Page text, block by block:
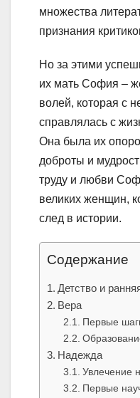
множества
признания
Но за этими
их мать София –
волей, которая с
справлялась с
Она была их
доброты и
труду и любви
великих женщин,
след в истории.
Содержание
Детство и
Вера
Первые
Надежда
Увлечение
Первые